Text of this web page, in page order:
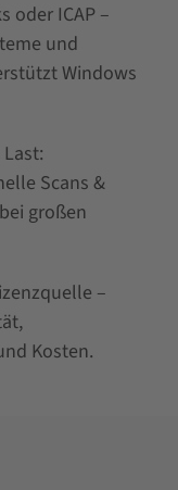
oder ICAP –
und
Windows
Scans &
großen
–
Kosten.